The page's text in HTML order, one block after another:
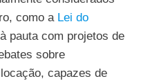
como a Lei do
pauta com projetos de
sobre
capazes de